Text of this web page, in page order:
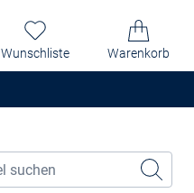
Wunschliste Warenkorb